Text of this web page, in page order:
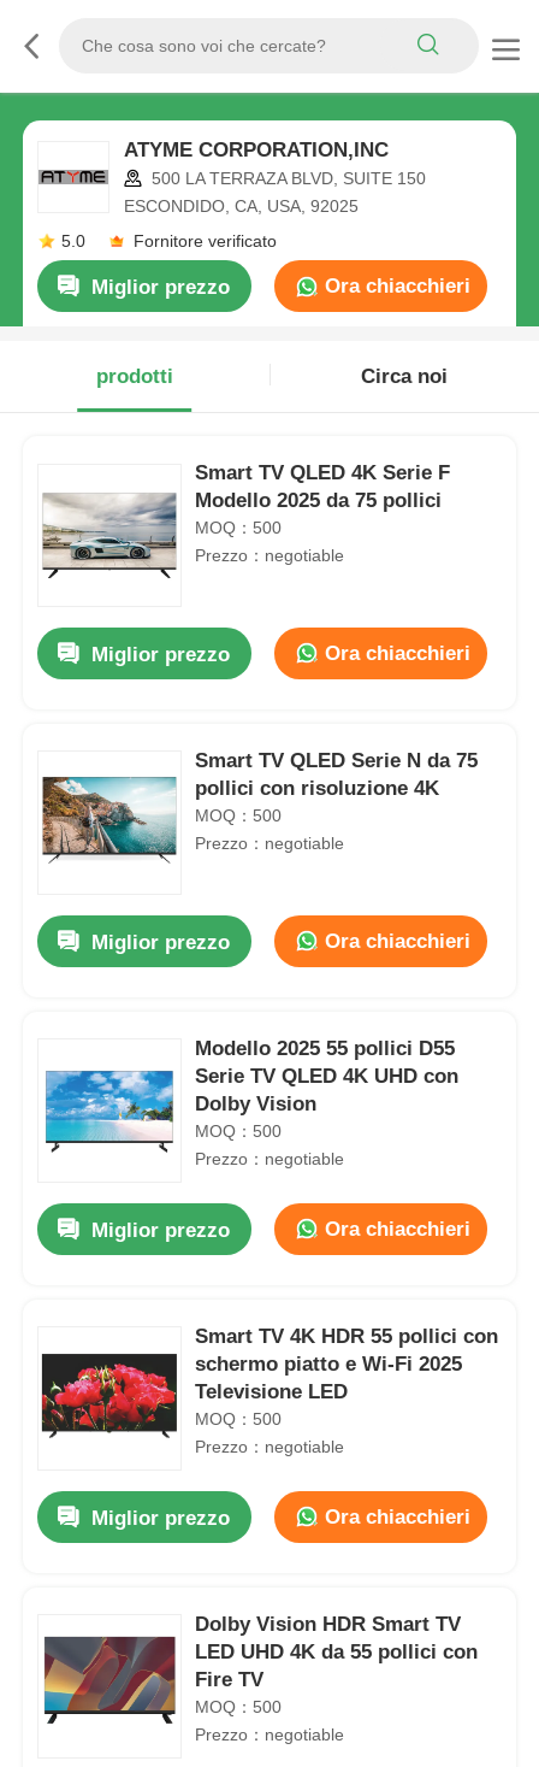
ATYME CORPORATION,INC
500 LA TERRAZA BLVD, SUITE 150
ESCONDIDO, CA, USA, 92025
5.0
Fornitore verificato
Miglior prezzo Ora chiacchieri
prodotti Circa noi
Smart TV QLED 4K Serie F
Modello 2025 da 75 pollici
MOQ：500
Prezzo：negotiable
Miglior prezzo Ora chiacchieri
Smart TV QLED Serie N da 75
pollici con risoluzione 4K
MOQ：500
Prezzo：negotiable
Miglior prezzo Ora chiacchieri
Modello 2025 55 pollici D55
Serie TV QLED 4K UHD con
Dolby Vision
MOQ：500
Prezzo：negotiable
Miglior prezzo Ora chiacchieri
Smart TV 4K HDR 55 pollici con
schermo piatto e Wi-Fi 2025
Televisione LED
MOQ：500
Prezzo：negotiable
Miglior prezzo Ora chiacchieri
Dolby Vision HDR Smart TV
LED UHD 4K da 55 pollici con
Fire TV
MOQ：500
Prezzo：negotiable